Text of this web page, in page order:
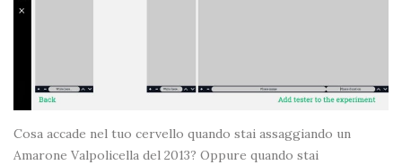
Cosa accade nel tuo cervello quando stai assaggiando un
Amarone Valpolicella del 2013? Oppure quando stai